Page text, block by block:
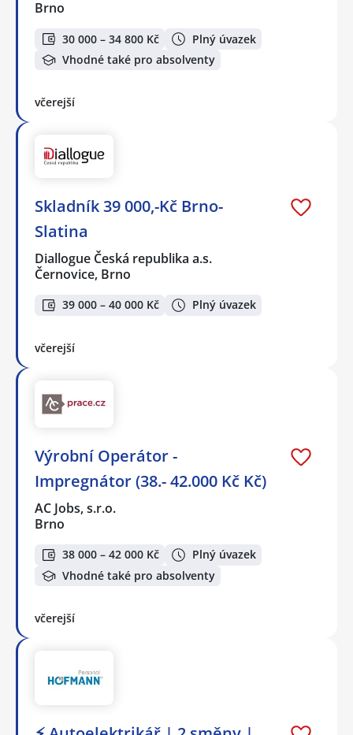
Brno
30 000 – 34 800 Kč
Plný úvazek
Vhodné také pro absolventy
včerejší
Skladník 39 000,-Kč Brno-
Slatina
Diallogue Česká republika a.s.
Černovice, Brno
39 000 – 40 000 Kč Plný úvazek
včerejší
Výrobní Operátor -
Impregnátor (38.- 42.000 Kč Kč)
AC Jobs, s.r.o.
Brno
38 000 – 42 000 Kč
Plný úvazek
Vhodné také pro absolventy
včerejší